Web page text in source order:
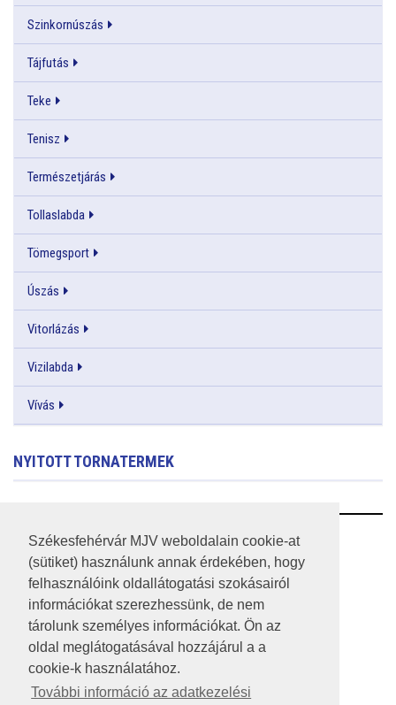
Székesfehérvár MJV weboldalain cookie-at
(sütiket) használunk annak érdekében, hogy
felhasználóink oldallátogatási szokásairól
információkat szerezhessünk, de nem
tárolunk személyes információkat. Ön az
oldal meglátogatásával hozzájárul a a
cookie-k használatához.
További információ az adatkezelési
Szinkornúszás
Tájfutás
Teke
Tenisz
Természetjárás
Tollaslabda
Tömegsport
Úszás
Vitorlázás
Vizilabda
Vívás
NYITOTT TORNATERMEK
RSS
A HONLAP 2017.03.31-I ÁLLAPOTA
JOGI NYILATKOZAT
IMPRESSZUM